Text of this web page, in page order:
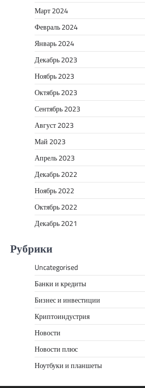
Март 2024
Февраль 2024
Январь 2024
Декабрь 2023
Ноябрь 2023
Октябрь 2023
Сентябрь 2023
Август 2023
Май 2023
Апрель 2023
Декабрь 2022
Ноябрь 2022
Октябрь 2022
Декабрь 2021
Рубрики
Uncategorised
Банки и кредиты
Бизнес и инвестиции
Криптоиндустрия
Новости
Новости плюс
Ноутбуки и планшеты